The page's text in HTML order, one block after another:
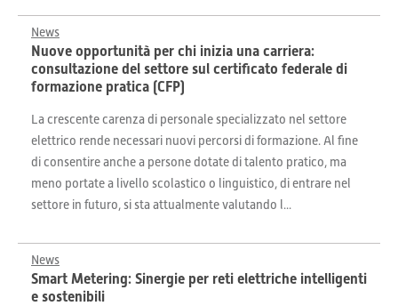
News
Nuove opportunità per chi inizia una carriera:
consultazione del settore sul certificato federale di
formazione pratica (CFP)
La crescente carenza di personale specializzato nel settore
elettrico rende necessari nuovi percorsi di formazione. Al fine
di consentire anche a persone dotate di talento pratico, ma
meno portate a livello scolastico o linguistico, di entrare nel
settore in futuro, si sta attualmente valutando l...
News
Smart Metering: Sinergie per reti elettriche intelligenti
e sostenibili